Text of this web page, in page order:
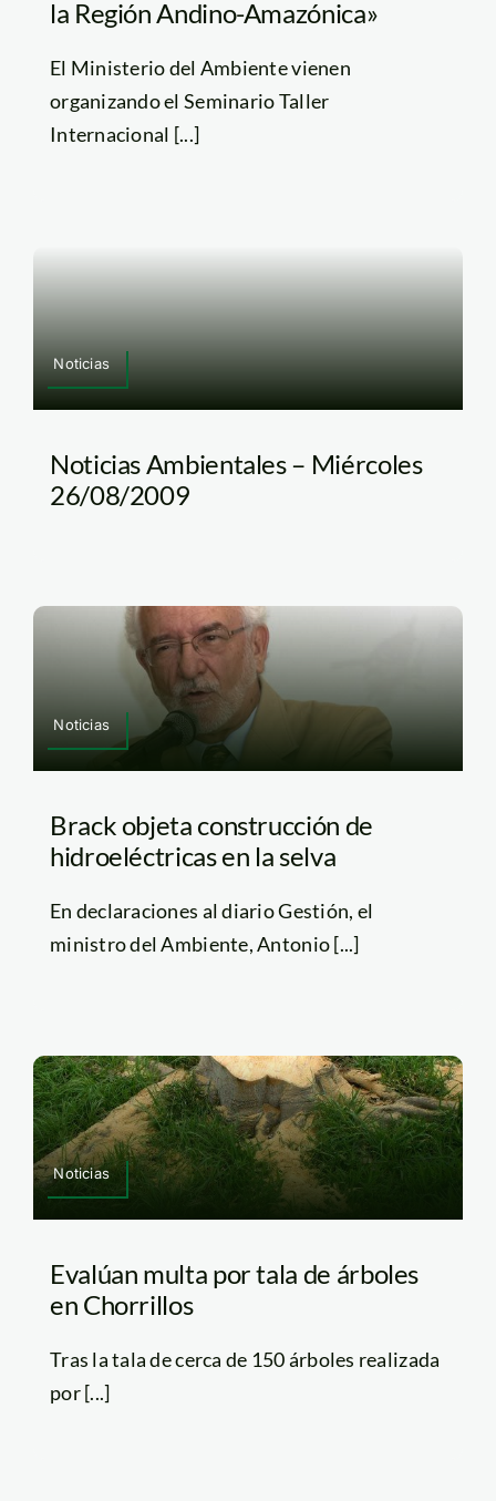
la Región Andino-Amazónica»
El Ministerio del Ambiente vienen
organizando el Seminario Taller
Internacional [...]
Noticias
Noticias Ambientales – Miércoles
26/08/2009
Noticias
Brack objeta construcción de
hidroeléctricas en la selva
En declaraciones al diario Gestión, el
ministro del Ambiente, Antonio [...]
Noticias
Evalúan multa por tala de árboles
en Chorrillos
Tras la tala de cerca de 150 árboles realizada
por [...]